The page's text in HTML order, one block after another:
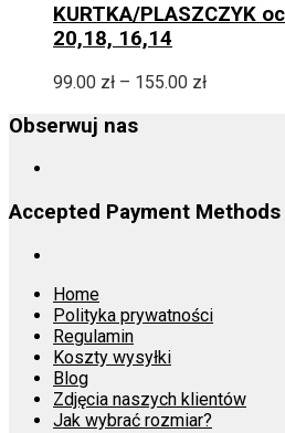
ma
wiele
wariantów.
Opcje
KURTKA/PLASZCZYK
20,18, 16,14
99.00 zł – 155.00 złZakres
Obserwuj nas
Accepted Payment Methods
Home
Polityka prywatności
Regulamin
Koszty wysyłki
Blog
Zdjęcia naszych klientów
Jak wybrać rozmiar?